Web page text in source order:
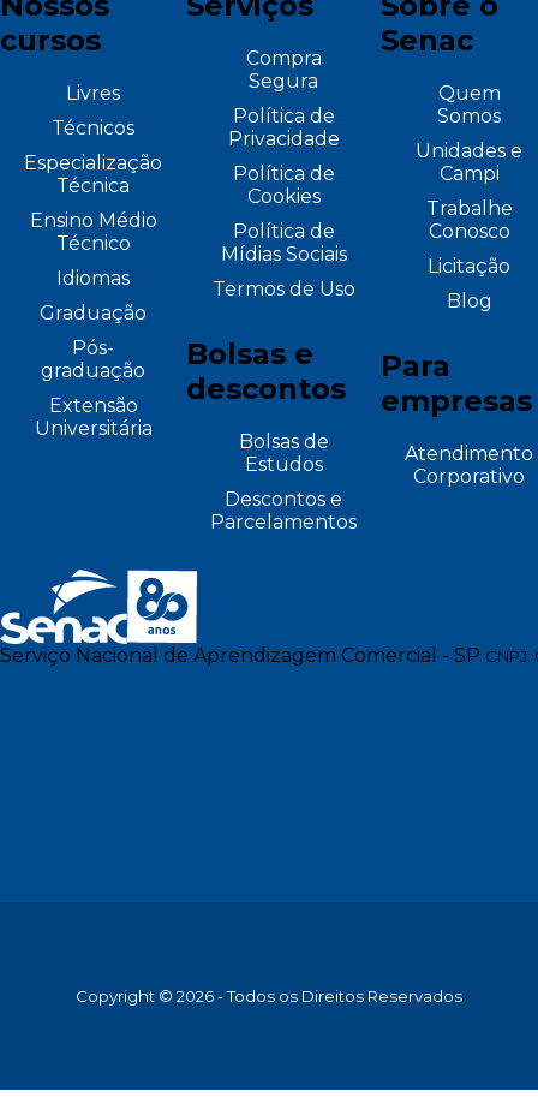
cursos
Livres
Técnicos
Especialização
Técnica
Ensino Médio
Técnico
Idiomas
Graduação
Pós-
graduação
Extensão
Universitária
Compra
Segura
Política de
Privacidade
Política de
Cookies
Política de
Mídias Sociais
Termos de Uso
Bolsas e
descontos
Bolsas de
Estudos
Descontos e
Parcelamentos
Senac
Quem
Somos
Unidades e
Campi
Trabalhe
Conosco
Licitação
Blog
Para
empresas
Atendimento
Corporativo
Serviço Nacional de Aprendizagem Comercial - SP
Copyright © 2026 - Todos os Direitos Reservados